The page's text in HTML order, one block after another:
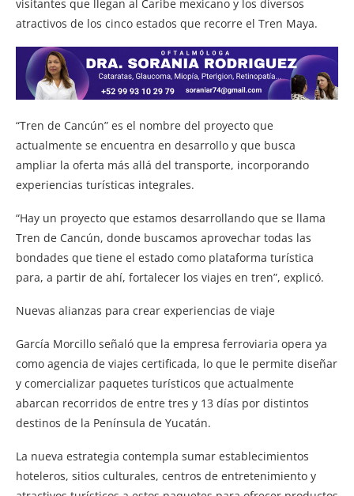
visitantes que llegan al Caribe mexicano y los diversos
atractivos de los cinco estados que recorre el Tren Maya.
“Tren de Cancún” es el nombre del proyecto que
actualmente se encuentra en desarrollo y que busca
ampliar la oferta más allá del transporte, incorporando
experiencias turísticas integrales.
“Hay un proyecto que estamos desarrollando que se llama
Tren de Cancún, donde buscamos aprovechar todas las
bondades que tiene el estado como plataforma turística
para, a partir de ahí, fortalecer los viajes en tren”, explicó.
Nuevas alianzas para crear experiencias de viaje
García Morcillo señaló que la empresa ferroviaria opera ya
como agencia de viajes certificada, lo que le permite diseñar
y comercializar paquetes turísticos que actualmente
abarcan recorridos de entre tres y 13 días por distintos
destinos de la Península de Yucatán.
La nueva estrategia contempla sumar establecimientos
hoteleros, sitios culturales, centros de entretenimiento y